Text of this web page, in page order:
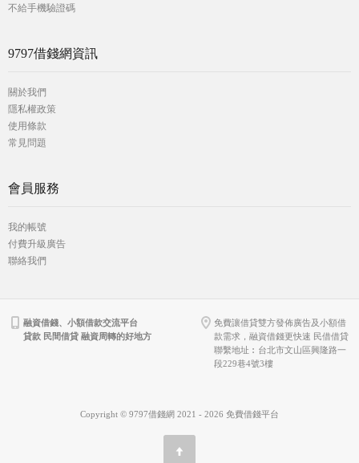
不給手機驗證碼
9797借錢網資訊
關於我們
隱私權政策
使用條款
常見問題
會員服務
我的帳號
付費升級廣告
聯絡我們
融資借錢、小額借款交流平台
貸款 民間借貸 融資周轉的好地方
免費讓借貸雙方發佈廣告及小額借
款需求，融資借錢更快速 民借借貸
聯繫地址︰台北市文山區興隆路一
段229巷4號3樓
Copyright © 9797借錢網 2021 - 2026 免費借錢平台